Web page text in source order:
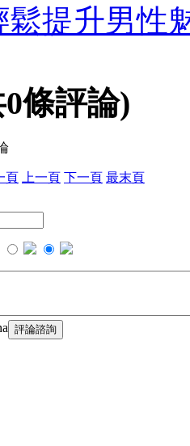
鬆提升男性
0條評論)
頁 上一頁 下一頁 最末頁